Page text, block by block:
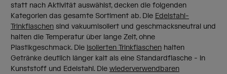
statt nach Aktivität auswählst, decken die folgenden
Kategorien das gesamte Sortiment ab. Die Edelstahl-
Trinkflaschen sind vakuumisoliert und geschmacksneutral und
halten die Temperatur über lange Zeit, ohne
Plastikgeschmack. Die isolierten Trinkflaschen halten
Getränke deutlich länger kalt als eine Standardflasche - in
Kunststoff und Edelstahl. Die wiederverwendbaren